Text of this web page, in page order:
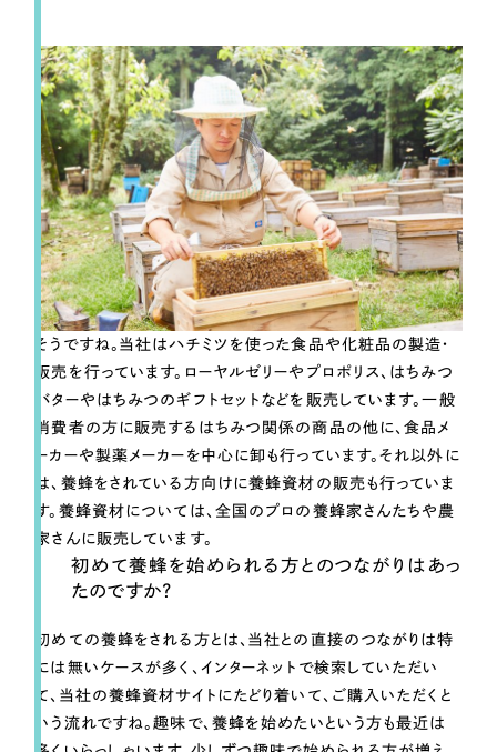
すべて （624件）
コーポレート・企業サイト （278件）
ブランドサイト・サービスサイト （85件）
求人・採用サイト （61件）
ECサイト（オンラインショップ） （43件）
ポータルサイト・メディアサイト （39件）
LP（ランディングページ） （28件）
キャンペーン・プロモーションサイト （12件）
ブランディング（ロゴ・印刷物） （90件）
その他 （1件）
お客様インタビュー
そうですね。当社はハチミツを使った食品や化粧品の製造・
販売を行っています。ローヤルゼリーやプロポリス、はちみつ
バターやはちみつのギフトセットなどを販売しています。一般
消費者の方に販売するはちみつ関係の商品の他に、食品メ
ーカーや製薬メーカーを中心に卸も行っています。それ以外に
は、養蜂をされている方向けに養蜂資材の販売も行っていま
す。養蜂資材については、全国のプロの養蜂家さんたちや農
家さんに販売しています。
初めて養蜂を始められる方とのつながりはあっ
たのですか？
初めての養蜂をされる方とは、当社との直接のつながりは特
には無いケースが多く、インターネットで検索していただい
て、当社の養蜂資材サイトにたどり着いて、ご購入いただくと
いう流れですね。趣味で、養蜂を始めたいという方も最近は